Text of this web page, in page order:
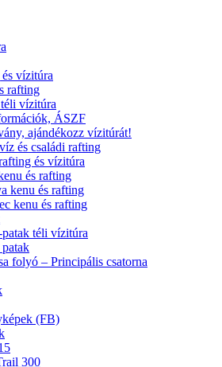
vízitúra
rafting
vízitúra
ÁSZF
ajándékozz vízitúrát!
és családi rafting
és vízitúra
és rafting
kenu és rafting
kenu és rafting
téli vízitúra
folyó – Principális csatorna
(FB)
300